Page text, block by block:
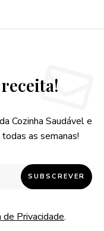
Cozinha Saudável e
as semanas!
Privacidade.